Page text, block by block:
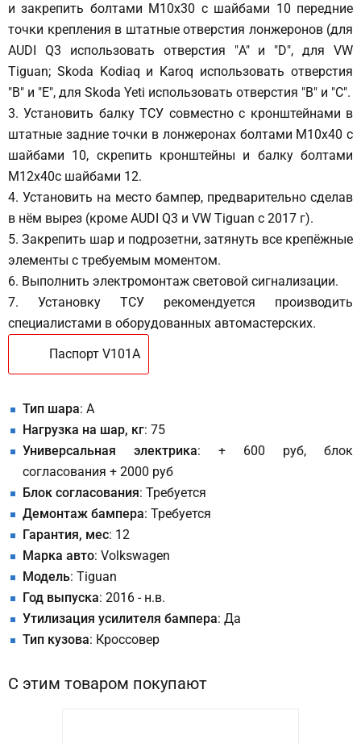
и закрепить болтами М10х30 с шайбами 10 передние
точки крепления в штатные отверстия лонжеронов (для
AUDI Q3 использовать отверстия "A" и "D", для VW
Tiguan; Skoda Kodiaq и Karoq использовать отверстия
"B" и "E", для Skoda Yeti использовать отверстия "B" и "C".
3. Установить балку ТСУ совместно с кронштейнами в
штатные задние точки в лонжеронах болтами М10х40 с
шайбами 10, скрепить кронштейны и балку болтами
М12х40с шайбами 12.
4. Установить на место бампер, предварительно сделав
в нём вырез (кроме AUDI Q3 и VW Tiguan с 2017 г).
5. Закрепить шар и подрозетни, затянуть все крепёжные
элементы с требуемым моментом.
6. Выполнить электромонтаж световой сигнализации.
7. Установку ТСУ рекомендуется производить
специалистами в оборудованных автомастерских.
Паспорт V101A
Тип шара: A
Нагрузка на шар, кг: 75
Универсальная электрика: + 600 руб, блок
согласования + 2000 руб
Блок согласования: Требуется
Демонтаж бампера: Требуется
Гарантия, мес: 12
Марка авто: Volkswagen
Модель: Tiguan
Год выпуска: 2016 - н.в.
Утилизация усилителя бампера: Да
Тип кузова: Кроссовер
С этим товаром покупают